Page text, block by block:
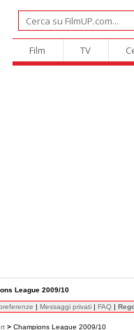
Film TV
League 2009/10
| Messaggi privati | FAQ |
> Champions League 2009/10